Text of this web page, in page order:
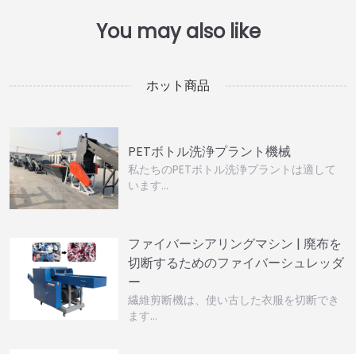
ホット商品
PETボトル洗浄プラント機械
私たちのPETボトル洗浄プラントは適して
います…
ファイバーシアリングマシン | 廃布を
切断するためのファイバーシュレッダ
ー
繊維剪断機は、使い古した衣服を切断でき
ます…